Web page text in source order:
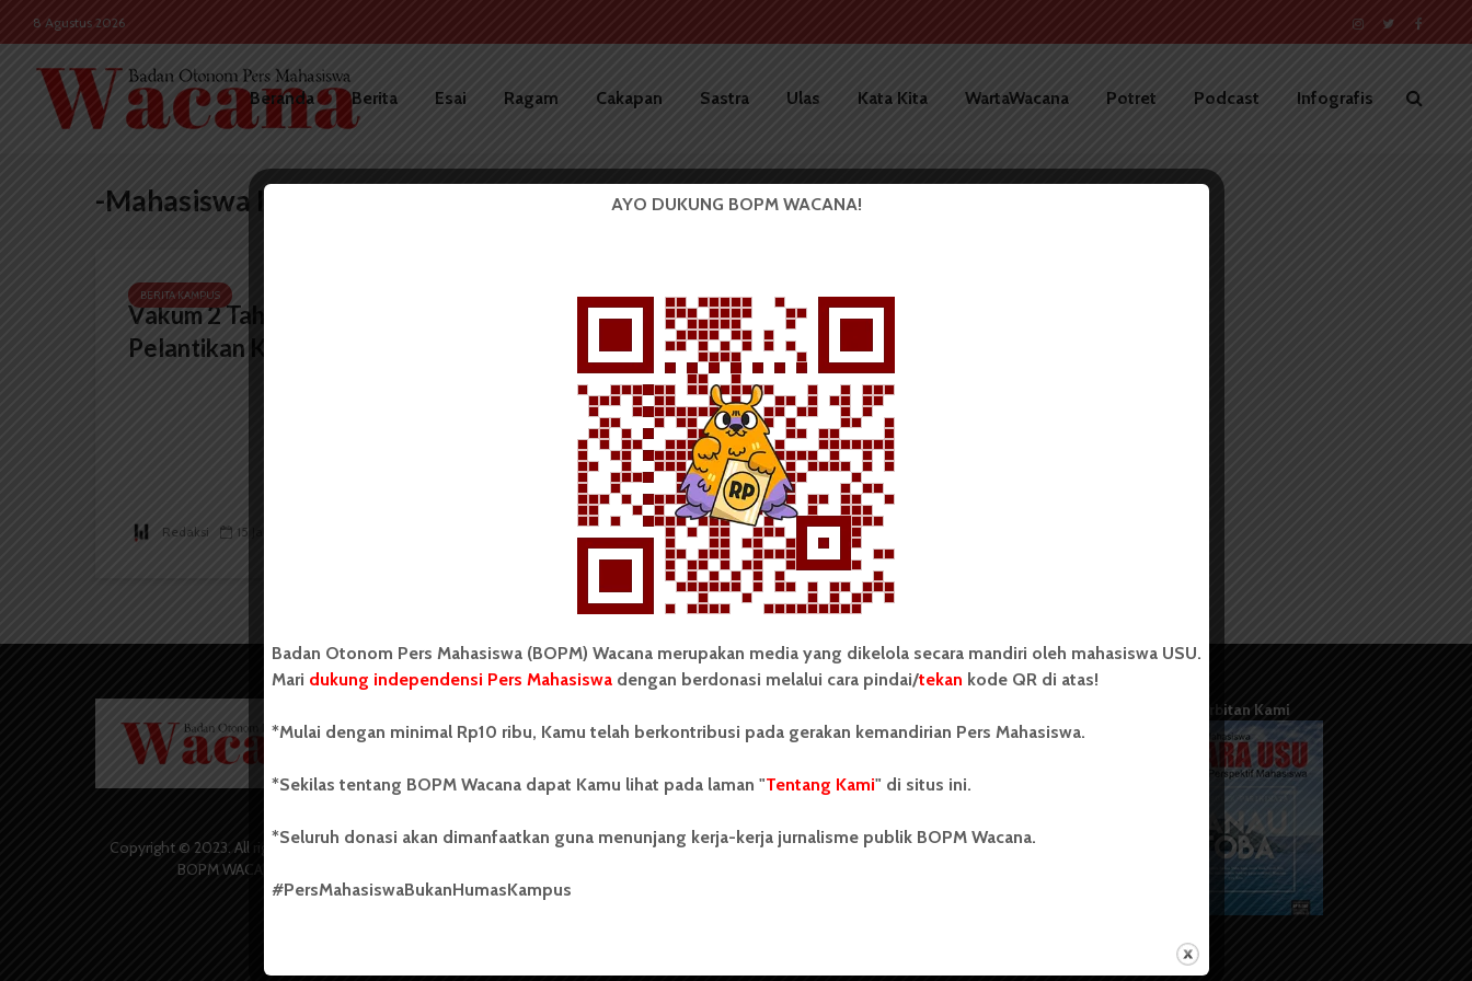
8 Agustus 2026
Beranda Berita Esai Ragam Cakapan Sastra Ulas Kata Kita WartaWacana Potret Podcast Infografis
-Mahasiswa Ilmu Perpustakaan dan Informasi
BERITA KAMPUS
Vakum 2 Tahun, IMPUS Adakan
Pelantikan Kembali
Redaksi 15 Januari 2018
Copyright © 2023. All rights reserved
BOPM WACANA.
Wacana merupakan pers mahasiswa
secara mandiri oleh mahasiswa
Universitas Sumatera Utara (USU).
salah satu Unit Kegiatan Mahasiswa
dengan nama Pers Mahasiswa SUARA
USU yang berdiri pada 1 Juli 1995.
Info Iklan
Pedoman Media Siber
Terbitan Kami
AYO DUKUNG BOPM WACANA!
Badan Otonom Pers Mahasiswa (BOPM) Wacana merupakan media yang dikelola secara mandiri oleh mahasiswa USU.
Mari dukung independensi Pers Mahasiswadengan berdonasi melalui cara pindai/tekan kode QR di atas!
*Mulai dengan minimal Rp10 ribu, Kamu telah berkontribusi pada gerakan kemandirian Pers Mahasiswa.
*Sekilas tentang BOPM Wacana dapat Kamu lihat pada laman "Tentang Kami" di situs ini.
*Seluruh donasi akan dimanfaatkan guna menunjang kerja-kerja jurnalisme publik BOPM Wacana.
#PersMahasiswaBukanHumasKampus